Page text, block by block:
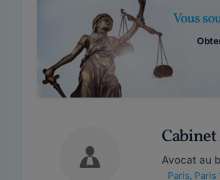
Vous
Cabinet
Avocat au
Paris, Paris